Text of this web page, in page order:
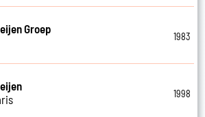
Groep
1983
1998